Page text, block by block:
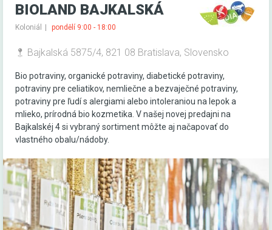
BIOLAND BAJKALSKÁ
Koloniál pondělí 9:00 - 18:00
Bajkalská 5875/4, 821 08 Bratislava, Slovensko
Bio potraviny, organické potraviny, diabetické potraviny,
potraviny pre celiatikov, nemliečne a bezvaječné potraviny,
potraviny pre ľudí s alergiami alebo intoleraniou na lepok a
mlieko, prírodná bio kozmetika. V našej novej predajni na
Bajkalskéj 4 si vybraný sortiment môžte aj načapovať do
vlastného obalu/nádoby.